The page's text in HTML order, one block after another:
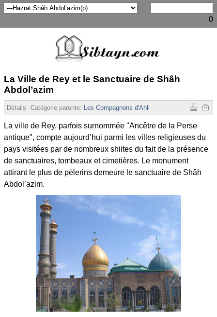
0
La Ville de Rey et le Sanctuaire de Shâh
Abdol’azim
Détails Catégorie parente: Les Compagnons d'Ahlul-Bayt Affichages :
La ville de Rey, parfois surnommée "Ancêtre de la Perse
antique", compte aujourd’hui parmi les villes religieuses du
pays visitées par de nombreux shiites du fait de la présence
de sanctuaires, tombeaux et cimetières. Le monument
attirant le plus de pèlerins demeure le sanctuaire de Shâh
Abdol’azim.